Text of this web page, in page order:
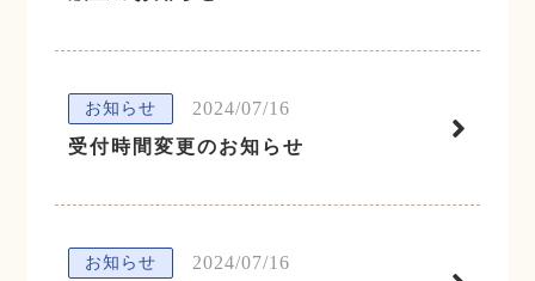
お知らせ
2024/07/16
受付時間変更のお知らせ
お知らせ
2024/07/16